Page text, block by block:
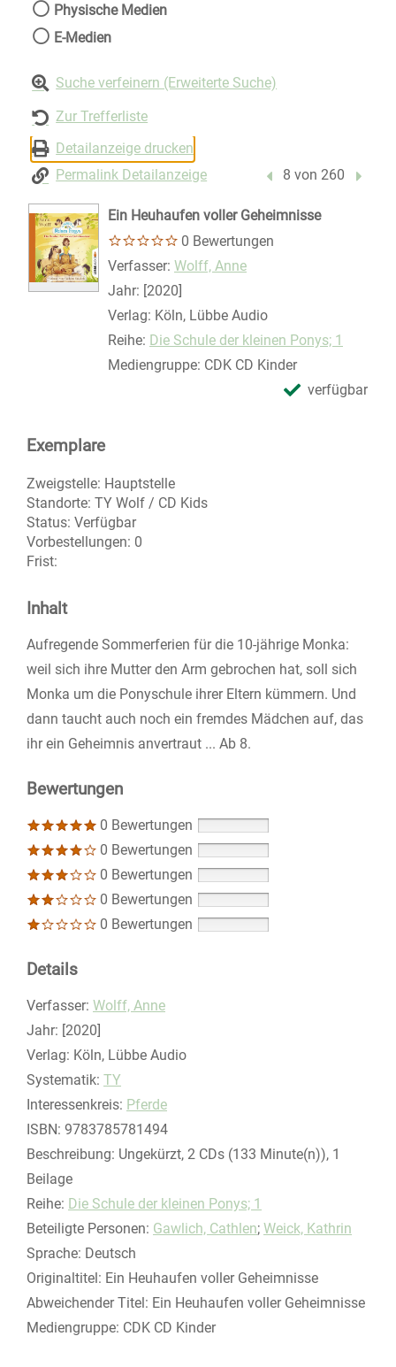
Physische Medien
E-Medien
Suche verfeinern (Erweiterte Suche)
Zur Trefferliste
Detailanzeige drucken
Permalink Detailanzeige
Vorheriger Treffer
8 von 260
Ein Heuhaufen voller Geheimnisse
0 Bewertungen
Verfasser: Suche nach diesem Verfasser
Wolff, Anne
Jahr: [2020]
Verlag: Köln, Lübbe Audio
Reihe: Die Schule der kleinen Ponys; 1
Mediengruppe: CDK CD Kinder
verfügbar
Exemplare
Zweigstelle: Hauptstelle
Standorte: TY Wolf / CD Kids
Status: Verfügbar
Vorbestellungen: 0
Frist:
Inhalt
Aufregende Sommerferien für die 10-jährige Monka:
weil sich ihre Mutter den Arm gebrochen hat, soll sich
Monka um die Ponyschule ihrer Eltern kümmern. Und
dann taucht auch noch ein fremdes Mädchen auf, das
ihr ein Geheimnis anvertraut ... Ab 8.
Bewertungen
0 Bewertungen
0 Bewertungen
0 Bewertungen
0 Bewertungen
0 Bewertungen
Details
Verfasser: Suche nach diesem Verfasser
Wolff, Anne
Jahr: [2020]
Verlag: Köln, Lübbe Audio
opens in new tab
Diesen Link in neuem Tab öffnen
Systematik: Suche nach dieser Systematik
TY
Interessenkreis: Suche nach diesem Interessenskreis
Pferde
ISBN: 9783785781494
Beschreibung: Ungekürzt, 2 CDs (133 Minute(n)), 1
Beilage
Reihe: Die Schule der kleinen Ponys; 1
Beteiligte Personen: Suche nach dieser Beteiligten Person
Gawlich, Cathlen; Weick, Kathrin
Sprache: Deutsch
Originaltitel: Ein Heuhaufen voller Geheimnisse
Abweichender Titel: Ein Heuhaufen voller Geheimnisse
Mediengruppe: CDK CD Kinder